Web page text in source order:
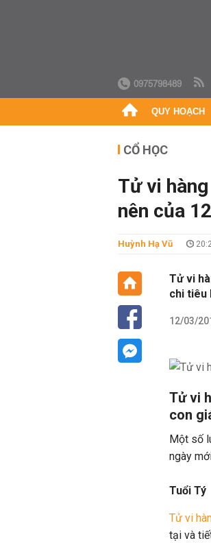
0975798489
QUY HOẠCH
CỔ HỌC
Tử vi
nên của
Huỳnh Hạ Vũ
Tử vi
chi tiêu
12/03/
Tử vi
con
Một số
ngày
Tuổi Tý
Tử vi
tại và